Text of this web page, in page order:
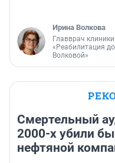
Ирина Волкова
Главврач клиники
«Реабилитация
Волковой»
Смертельный
2000-х убили
нефтяной